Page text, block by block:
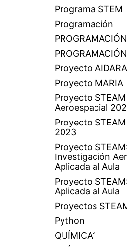
Programa STEM
Programación
Proyecto
Proyecto MARIA
Proyecto
Aeroespacial
Proyecto
2023
Proyecto STEAM:
Investigación
Aplicada al Aula
Proyecto
Aplicada al Aula
Proyectos
Python
QUÍMICA1